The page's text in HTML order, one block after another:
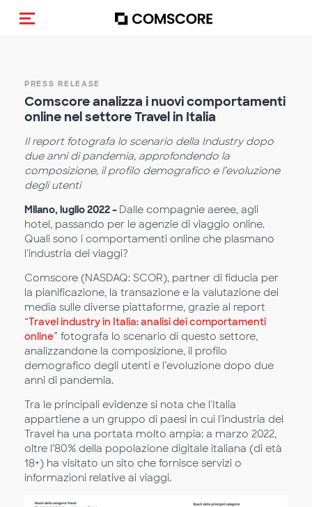
Alternar navegação
PRESS RELEASE
Comscore analizza i nuovi comportamenti
online nel settore Travel in Italia
Il report fotografa lo scenario della Industry dopo
due anni di pandemia, approfondendo la
composizione, il profilo demografico e l’evoluzione
degli utenti
Milano, luglio 2022 – Dalle compagnie aeree, agli
hotel, passando per le agenzie di viaggio online.
Quali sono i comportamenti online che plasmano
l'industria dei viaggi?
Comscore (NASDAQ: SCOR), partner di fiducia per
la pianificazione, la transazione e la valutazione dei
media sulle diverse piattaforme, grazie al report
“Travel industry in Italia: analisi dei comportamenti
online” fotografa lo scenario di questo settore,
analizzandone la composizione, il profilo
demografico degli utenti e l’evoluzione dopo due
anni di pandemia.
Tra le principali evidenze si nota che l'Italia
appartiene a un gruppo di paesi in cui l'industria del
Travel ha una portata molto ampia: a marzo 2022,
oltre l’80% della popolazione digitale italiana (di età
18+) ha visitato un sito che fornisce servizi o
informazioni relative ai viaggi.